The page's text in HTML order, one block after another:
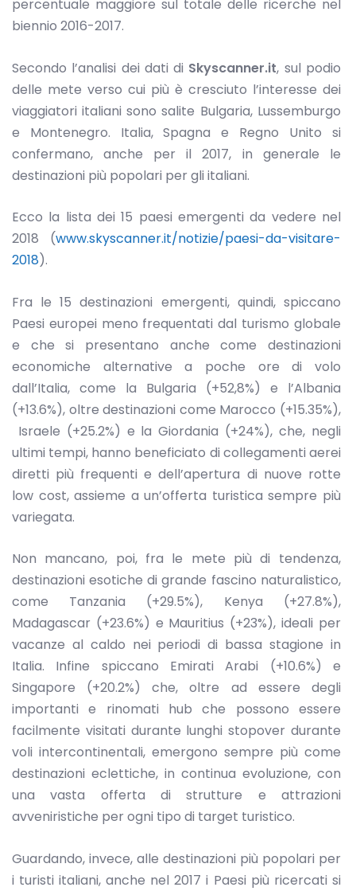
percentuale maggiore sul totale delle ricerche nel
biennio 2016-2017.
Secondo l’analisi dei dati di Skyscanner.it, sul podio
delle mete verso cui più è cresciuto l’interesse dei
viaggiatori italiani sono salite Bulgaria, Lussemburgo
e Montenegro. Italia, Spagna e Regno Unito si
confermano, anche per il 2017, in generale le
destinazioni più popolari per gli italiani.
Ecco la lista dei 15 paesi emergenti da vedere nel
2018 (www.skyscanner.it/notizie/paesi-da-visitare-
2018).
Fra le 15 destinazioni emergenti, quindi, spiccano
Paesi europei meno frequentati dal turismo globale
e che si presentano anche come destinazioni
economiche alternative a poche ore di volo
dall’Italia, come la Bulgaria (+52,8%) e l’Albania
(+13.6%), oltre destinazioni come Marocco (+15.35%),
Israele (+25.2%) e la Giordania (+24%), che, negli
ultimi tempi, hanno beneficiato di collegamenti aerei
diretti più frequenti e dell’apertura di nuove rotte
low cost, assieme a un’offerta turistica sempre più
variegata.
Non mancano, poi, fra le mete più di tendenza,
destinazioni esotiche di grande fascino naturalistico,
come Tanzania (+29.5%), Kenya (+27.8%),
Madagascar (+23.6%) e Mauritius (+23%), ideali per
vacanze al caldo nei periodi di bassa stagione in
Italia. Infine spiccano Emirati Arabi (+10.6%) e
Singapore (+20.2%) che, oltre ad essere degli
importanti e rinomati hub che possono essere
facilmente visitati durante lunghi stopover durante
voli intercontinentali, emergono sempre più come
destinazioni eclettiche, in continua evoluzione, con
una vasta offerta di strutture e attrazioni
avveniristiche per ogni tipo di target turistico.
Guardando, invece, alle destinazioni più popolari per
i turisti italiani, anche nel 2017 i Paesi più ricercati si